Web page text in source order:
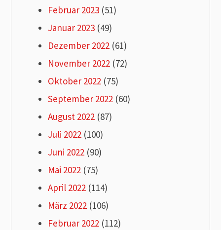
Februar 2023 (51)
Januar 2023 (49)
Dezember 2022 (61)
November 2022 (72)
Oktober 2022 (75)
September 2022 (60)
August 2022 (87)
Juli 2022 (100)
Juni 2022 (90)
Mai 2022 (75)
April 2022 (114)
März 2022 (106)
Februar 2022 (112)